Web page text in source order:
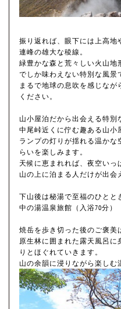
振り返れば、眼下には上高地
連峰の雄大な稜線。
緑豊かな森と荒々しい火山地
でしか味わえない特別な風景
まるで地球の息吹を感じな
ください。
山小屋泊だから出会える特別
中尾峠近くに佇む趣ある山小
ランプの灯りが揺れる温か
らいを楽しみます。
天候に恵まれれば、夜空いっ
山の上に泊まる人だけが出会
下山後は秘湯で至福のひとと
中の湯温泉旅館（入浴70分）
焼岳を歩き切った後のご褒美
原生林に囲まれた露天風呂に
りとほぐれていきます。
山の余韻に浸りながら楽しむ